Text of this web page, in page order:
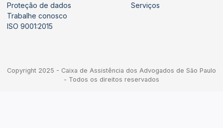
Proteção de dados
Trabalhe conosco
ISO 9001:2015
Serviços
Copyright 2025 - Caixa de Assistência dos Advogados de São Paulo
- Todos os direitos reservados